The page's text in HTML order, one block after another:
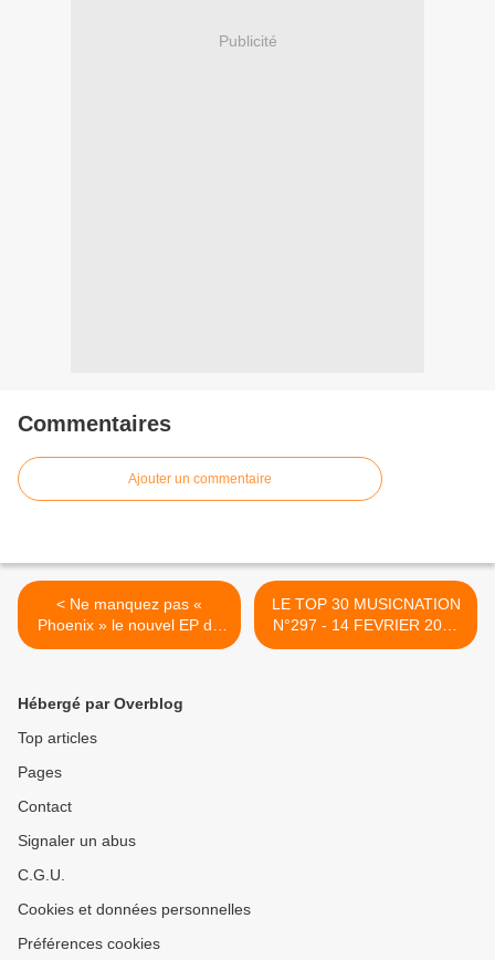
Publicité
Commentaires
Ajouter un commentaire
< Ne manquez pas «
Phoenix » le nouvel EP de
Preston !
LE TOP 30 MUSICNATION
N°297 - 14 FEVRIER 2021
>
Hébergé par Overblog
Top articles
Pages
Contact
Signaler un abus
C.G.U.
Cookies et données personnelles
Préférences cookies